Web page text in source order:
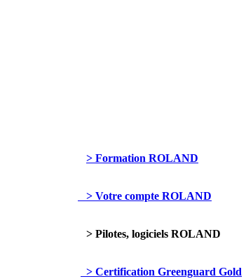
> Formation ROLAND
> Votre compte ROLAND
> Pilotes, logiciels ROLAND
> Certification Greenguard Gold